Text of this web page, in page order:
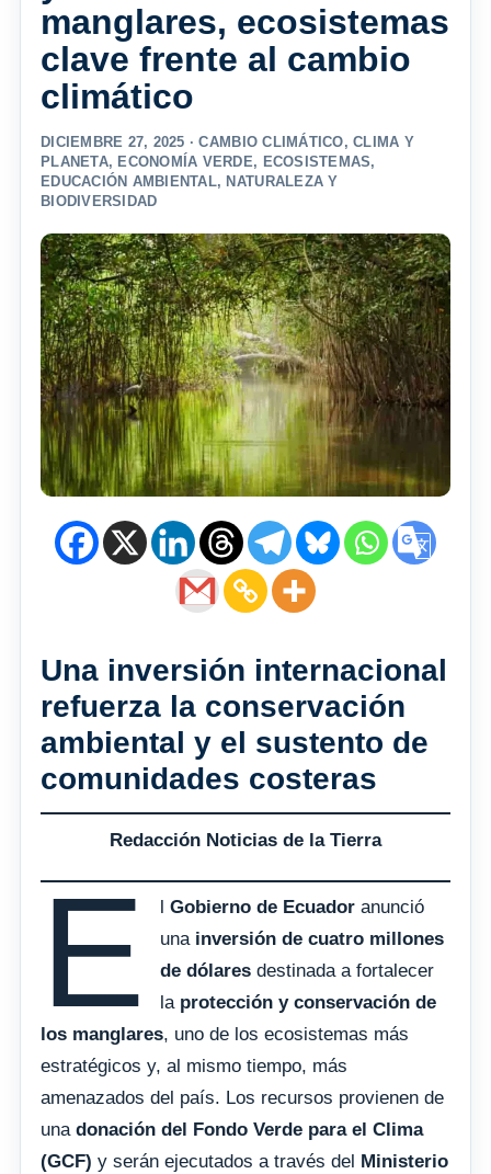
manglares, ecosistemas
clave frente al cambio
climático
DICIEMBRE 27, 2025 ·CAMBIO CLIMÁTICO,CLIMA Y
PLANETA, ECONOMÍA VERDE, ECOSISTEMAS,
EDUCACIÓN AMBIENTAL, NATURALEZA Y
BIODIVERSIDAD
Una inversión internacional
refuerza la conservación
ambiental y el sustento de
comunidades costeras
Redacción Noticias de la Tierra
E lGobierno de Ecuador anunció
una inversión de cuatro millones
de dólares destinada a fortalecer
la protección y conservación de
los manglares, uno de los ecosistemas más
estratégicos y, al mismo tiempo, más
amenazados del país. Los recursos provienen de
una donación del Fondo Verde para el Clima
(GCF) y serán ejecutados a través del
Ministerio